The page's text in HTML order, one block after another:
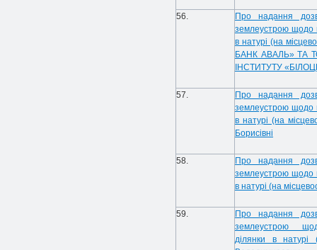
56.
Про надання
землеустрою щодо
в натурі (на
БАНК АВАЛЬ» ТА
ІНСТИТУТУ
57.
Про надання
землеустрою щодо
в натурі (на
Борисівні
58.
Про надання
землеустрою щодо
в натурі (на
59.
Про надання
землеустрою
ділянки в натурі